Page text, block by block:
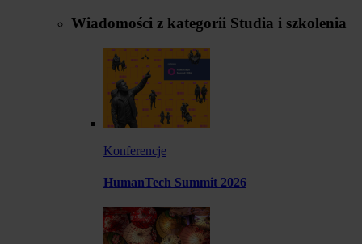
Wiadomości z kategorii Studia i szkolenia
Konferencje
HumanTech Summit 2026